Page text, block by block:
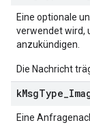
Eine optionale
verwendet wird,
anzukündigen.
Die Nachricht
kMsgType
Eine